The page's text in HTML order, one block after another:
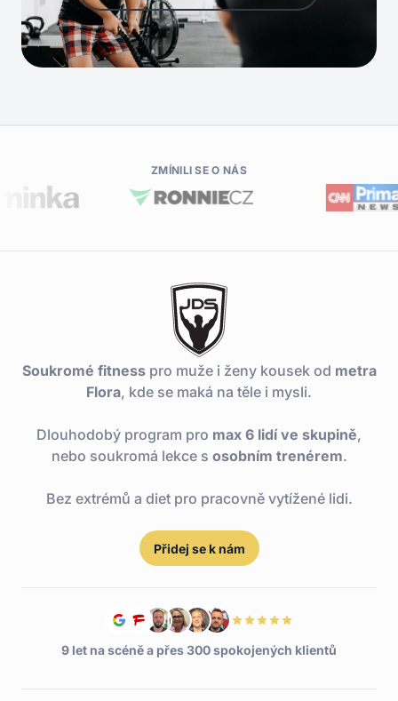
ZMÍNILI SE O NÁS
Soukromé fitnesspro muže i ženy kousek od metra
Flora, kde se maká na těle i mysli.
Dlouhodobý program pro max 6 lidí ve skupině,
nebo soukromá lekce s osobním trenérem.
Bez extrémů a diet pro pracovně vytížené lidi.
Přidej se k nám
9 let na scéně a přes 300 spokojených klientů